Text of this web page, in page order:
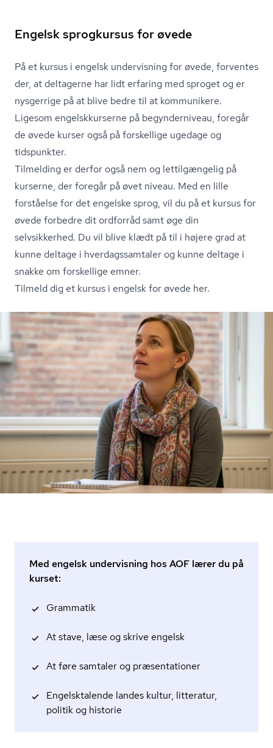
Engelsk sprogkursus for øvede
På et kursus i engelsk undervisning for øvede, forventes
der, at deltagerne har lidt erfaring med sproget og er
nysgerrige på at blive bedre til at kommunikere.
Ligesom en­gelsk­kur­ser­ne på begynderniveau, foregår
de øvede kurser også på forskellige ugedage og
tidspunkter.
Tilmelding er derfor også nem og lettilgængelig på
kurserne, der foregår på øvet niveau. Med en lille
forståelse for det engelske sprog, vil du på et kursus for
øvede forbedre dit ordforråd samt øge din
selvsikkerhed. Du vil blive klædt på til i højere grad at
kunne deltage i hver­dags­sam­ta­ler og kunne deltage i
snakke om forskellige emner.
Tilmeld dig et kursus i engelsk for øvede her.
Med engelsk undervisning hos AOF lærer du på
kurset:
Grammatik
At stave, læse og skrive engelsk
At føre samtaler og præsentationer
Engelsktalende landes kultur, litteratur,
politik og historie